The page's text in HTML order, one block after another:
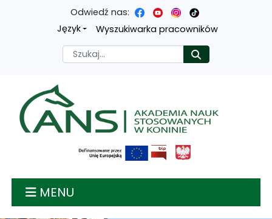
Przejdź
treści
głównej
Przejdź
menu
nawigacyjnego
Przejdź
wyszukiwarki
Przejdź
mapy
strony
Odwiedź nas:
Język
Wyszukiwarka pracowników
Szukaj
Akademia nauk
MENU